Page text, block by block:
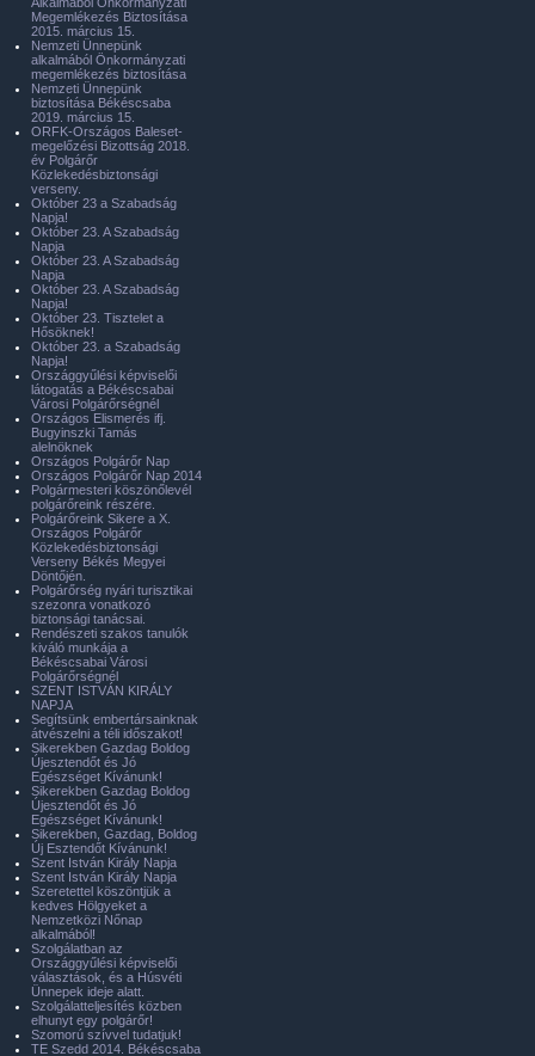
Megemlékezés Biztosítása
2015. március 15.
Nemzeti Ünnepünk
alkalmából Önkormányzati
megemlékezés biztosítása
Nemzeti Ünnepünk
biztosítása Békéscsaba
2019. március 15.
ORFK-Országos Baleset-
megelőzési Bizottság 2018.
év Polgárőr
Közlekedésbiztonsági
verseny.
Október 23 a Szabadság
Napja!
Október 23. A Szabadság
Napja
Október 23. A Szabadság
Napja
Október 23. A Szabadság
Napja!
Október 23. Tisztelet a
Hősöknek!
Október 23. a Szabadság
Napja!
Országgyűlési képviselői
látogatás a Békéscsabai
Városi Polgárőrségnél
Országos Elismerés ifj.
Bugyinszki Tamás
alelnöknek
Országos Polgárőr Nap
Országos Polgárőr Nap 2014
Polgármesteri köszönőlevél
polgárőreink részére.
Polgárőreink Sikere a X.
Országos Polgárőr
Közlekedésbiztonsági
Verseny Békés Megyei
Döntőjén.
Polgárőrség nyári turisztikai
szezonra vonatkozó
biztonsági tanácsai.
Rendészeti szakos tanulók
kiváló munkája a
Békéscsabai Városi
Polgárőrségnél
SZENT ISTVÁN KIRÁLY
NAPJA
Segítsünk embertársainknak
átvészelni a téli időszakot!
Sikerekben Gazdag Boldog
Újesztendőt és Jó
Egészséget Kívánunk!
Sikerekben Gazdag Boldog
Újesztendőt és Jó
Egészséget Kívánunk!
Sikerekben, Gazdag, Boldog
Új Esztendőt Kívánunk!
Szent István Király Napja
Szent István Király Napja
Szeretettel köszöntjük a
kedves Hölgyeket a
Nemzetközi Nőnap
alkalmából!
Szolgálatban az
Országgyűlési képviselői
választások, és a Húsvéti
Ünnepek ideje alatt.
Szolgálatteljesítés közben
elhunyt egy polgárőr!
Szomorú szívvel tudatjuk!
TE Szedd 2014. Békéscsaba